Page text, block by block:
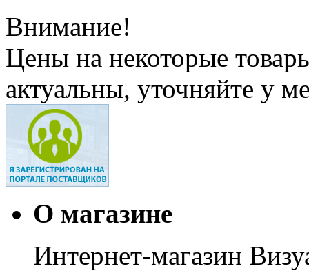
Внимание!
Цены на некоторые
актуальны, уточняйте у
О магазине
Интернет-магазин